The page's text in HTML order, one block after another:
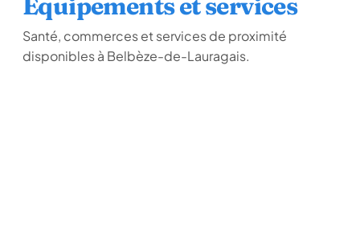
Équipements et services
Santé, commerces et services de proximité
disponibles à Belbèze-de-Lauragais.